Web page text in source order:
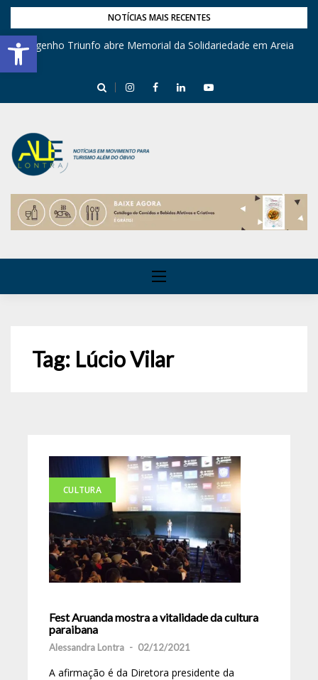
Barra de Ferramentas Aberta
NOTÍCIAS MAIS RECENTES
Engenho Triunfo abre Memorial da Solidariedade em Areia
Tag: Lúcio Vilar
CULTURA
Fest Aruanda mostra a vitalidade da cultura
paraibana
Alessandra Lontra - 02/12/2021
A afirmação é da Diretora presidente da